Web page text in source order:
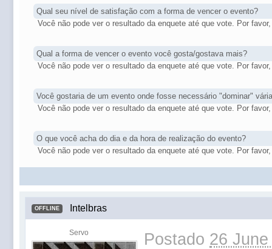
Qual seu nível de satisfação com a forma de vencer o evento?
Você não pode ver o resultado da enquete até que vote. Por
Qual a forma de vencer o evento você gosta/gostava mais?
Você não pode ver o resultado da enquete até que vote. Por
Você gostaria de um evento onde fosse necessário "dominar"
Você não pode ver o resultado da enquete até que vote. Por
O que você acha do dia e da hora de realização do evento?
Você não pode ver o resultado da enquete até que vote. Por
OFFLINE Intelbras
Servo Postado 26